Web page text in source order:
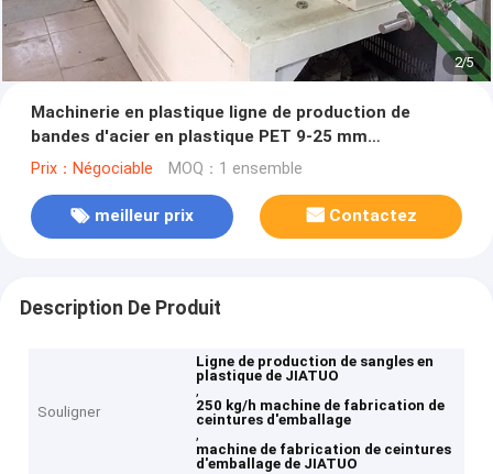
2/5
Machinerie en plastique ligne de production de
bandes d'acier en plastique PET 9-25 mm
équipement d'extrusion PET pour la production de
Prix：Négociable MOQ：1 ensemble
meilleur prix Contactez
Description De Produit
Souligner
Ligne de production de sangles en
plastique de JIATUO
,
250 kg/h machine de fabrication de
ceintures d'emballage
,
machine de fabrication de ceintures
d'emballage de JIATUO